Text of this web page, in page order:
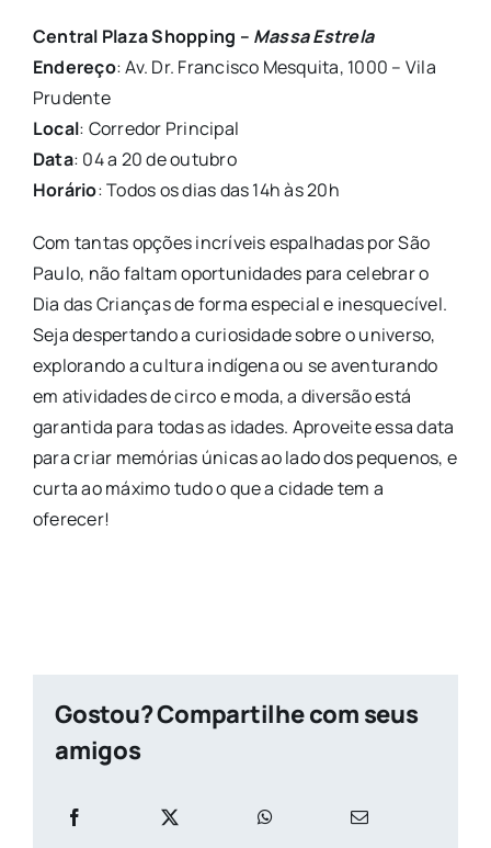
Central Plaza Shopping – Massa Estrela
Endereço: Av. Dr. Francisco Mesquita, 1000 – Vila
Prudente
Local: Corredor Principal
Data: 04 a 20 de outubro
Horário: Todos os dias das 14h às 20h
Com tantas opções incríveis espalhadas por São
Paulo, não faltam oportunidades para celebrar o
Dia das Crianças de forma especial e inesquecível.
Seja despertando a curiosidade sobre o universo,
explorando a cultura indígena ou se aventurando
em atividades de circo e moda, a diversão está
garantida para todas as idades. Aproveite essa data
para criar memórias únicas ao lado dos pequenos, e
curta ao máximo tudo o que a cidade tem a
oferecer!
Gostou? Compartilhe com seus
amigos